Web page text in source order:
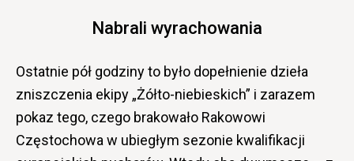
Nabrali wyrachowania
Ostatnie pół godziny to było dopełnienie dzieła
zniszczenia ekipy „Żółto-niebieskich” i zarazem
pokaz tego, czego brakowało Rakowowi
Częstochowa w ubiegłym sezonie kwalifikacji